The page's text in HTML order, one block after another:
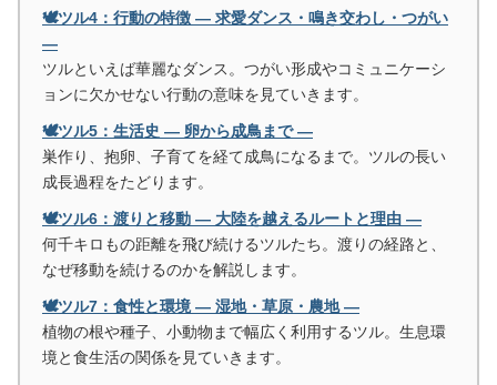
🕊️ツル4：行動の特徴 ― 求愛ダンス・鳴き交わし・つがい
―
ツルといえば華麗なダンス。つがい形成やコミュニケーシ
ョンに欠かせない行動の意味を見ていきます。
🕊️ツル5：生活史 ― 卵から成鳥まで ―
巣作り、抱卵、子育てを経て成鳥になるまで。ツルの長い
成長過程をたどります。
🕊️ツル6：渡りと移動 ― 大陸を越えるルートと理由 ―
何千キロもの距離を飛び続けるツルたち。渡りの経路と、
なぜ移動を続けるのかを解説します。
🕊️ツル7：食性と環境 ― 湿地・草原・農地 ―
植物の根や種子、小動物まで幅広く利用するツル。生息環
境と食生活の関係を見ていきます。